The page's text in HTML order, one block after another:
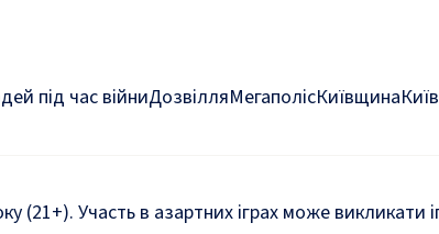
під час війниДозвілляМегаполісКиївщина
(21+). Участь в азартних іграх може викликати